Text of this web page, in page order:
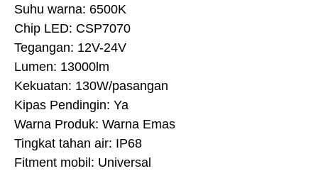
Suhu warna: 6500K
Chip LED: CSP7070
Tegangan: 12V-24V
Lumen: 13000lm
Kekuatan: 130W/pasangan
Kipas Pendingin: Ya
Warna Produk: Warna Emas
Tingkat tahan air: IP68
Fitment mobil: Universal